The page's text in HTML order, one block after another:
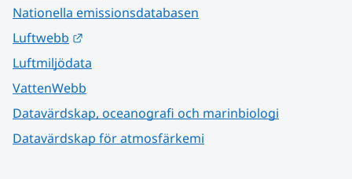
Nationella emissionsdatabasen
Luftwebb
Luftmiljödata
VattenWebb
Datavärdskap, oceanografi och marinbiologi
Datavärdskap för atmosfärkemi